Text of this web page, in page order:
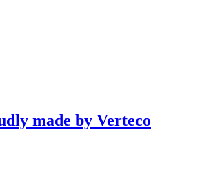
made by Verteco